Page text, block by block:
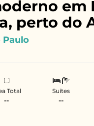
em
perto do
Paulo
Total
--
Suítes
--